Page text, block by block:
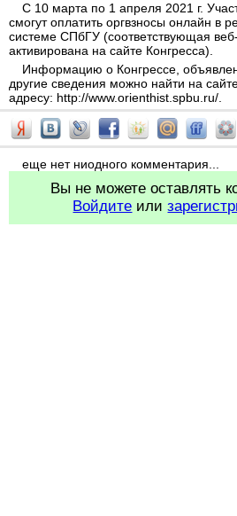
С 10 марта по 1 апреля 2021 г.
смогут оплатить оргвзносы онлайн в
системе СПбГУ (соответствующая
активирована на сайте Конгресса).
Информацию о Конгрессе,
другие сведения можно найти на
адресу: http://www.orienthist.spbu.ru/
еще нет ниодного комментария...
Вы не можете оставлять
Войдите или